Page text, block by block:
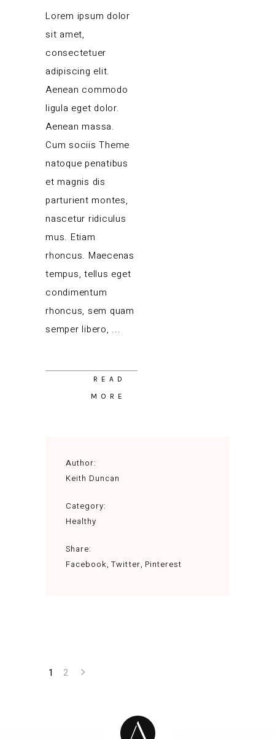
Lorem ipsum dolor
sit amet,
consectetuer
adipiscing elit.
Aenean commodo
ligula eget dolor.
Aenean massa.
Cum sociis Theme
natoque penatibus
et magnis dis
parturient montes,
nascetur ridiculus
mus. Etiam
rhoncus. Maecenas
tempus, tellus eget
condimentum
rhoncus, sem quam
semper libero,
READ
MORE
Author:
Keith Duncan
Category:
Healthy
Share:
Facebook Twitter Pinterest
1 2